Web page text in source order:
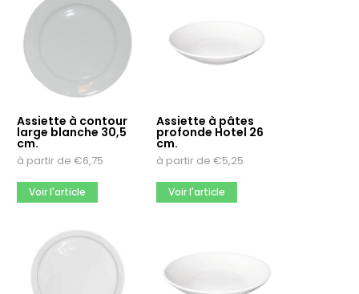
Assiette à contour
large blanche 30,5
cm.
à partir de €6,75
Voir l'article
Assiette à pâtes
profonde Hotel 26
cm.
à partir de€5,25
Voir l'article